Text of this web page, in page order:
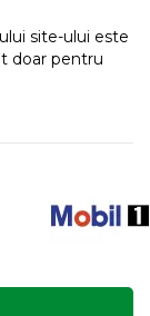
site-ului este
doar pentru